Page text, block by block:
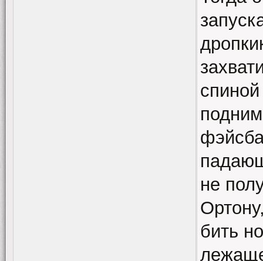
не
бить